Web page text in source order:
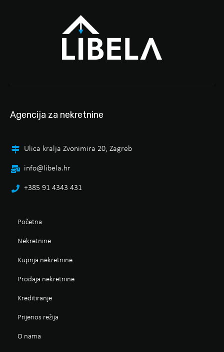
Agencija za nekretnine
Ulica kralja Zvonimira 20, Zagreb
info@libela.hr
+385 91 4343 431
Početna
Nekretnine
Kupnja nekretnine
Prodaja nekretnine
Kreditiranje
Prijenos režija
O nama